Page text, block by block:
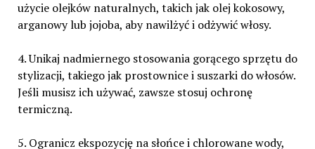
użycie olejków naturalnych, takich jak olej kokosowy,
arganowy lub jojoba, aby nawilżyć i odżywić włosy.
4. Unikaj nadmiernego stosowania gorącego sprzętu do
stylizacji, takiego jak prostownice i suszarki do włosów.
Jeśli musisz ich używać, zawsze stosuj ochronę
termiczną.
5. Ogranicz ekspozycję na słońce i chlorowane wody,